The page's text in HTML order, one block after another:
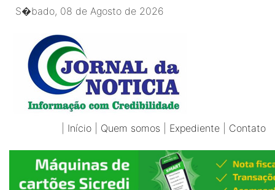
S�bado, 08 de Agosto de 2026
Início Quem somos Expediente Contato